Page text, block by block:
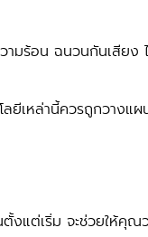
มร้อน ฉนวนกันเสียง
ยีเหล่านี้ควรถูกวาง
แต่เริ่ม จะช่วยให้คุณ